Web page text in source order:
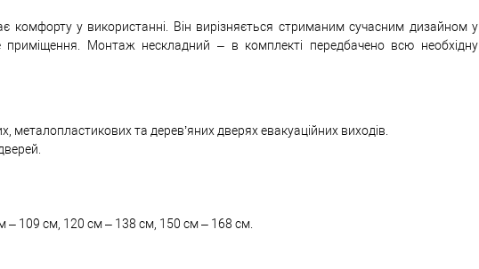
у використанні. Він вирізняється стриманим сучасним дизайном у
Монтаж нескладний – в комплекті передбачено всю необхідну
металопластикових та дерев’яних дверях евакуаційних виходів.
– 109 см, 120 см – 138 см, 150 см – 168 см.